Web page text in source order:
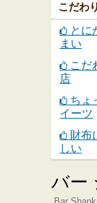
こだわ
とに
まい
こだ
店
ちょ
イーツ
財布
しい
バー